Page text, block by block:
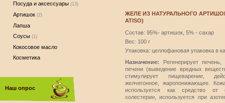
Посуда и аксессуары (13)
Артишок (2)
Лапша
Соусы (1)
Кокосовое масло
Косметика
Наш опрос
ЖЕЛЕ ИЗ НАТУРАЛЬНОГО АРТИШОКА
ATISO)
Состав: 95%- артишок, 5% - сахар
Вес: 100 г
Упаковка: целлофановая упаковка в
Назначение: Регенерирует печень,
печени (выведение вредных
стимулирует пищеварение,
желчегонное, жаропонижающее.
используется как средство от
холестерин, используется при